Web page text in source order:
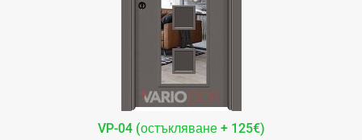
VP-04 (остъкляване + 125€)